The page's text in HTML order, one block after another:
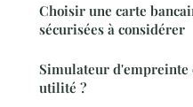
Choisir une carte
sécurisées à considérer
Simulateur d'empreinte
utilité ?